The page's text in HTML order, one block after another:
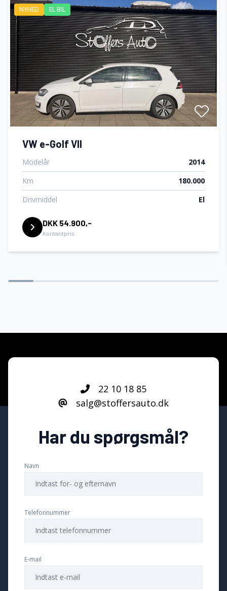
Servostyring
Startspærre
Stofsæder
Sædevarme
NYHED EL BIL
VW e-Golf VII
Modelår
2014
Km
180.000
Drivmiddel
El
DKK 54.900,-
Kontantpris
22 10 18 85
salg@stoffersauto.dk
Har du spørgsmål?
Navn
Telefonnummer
E-mail